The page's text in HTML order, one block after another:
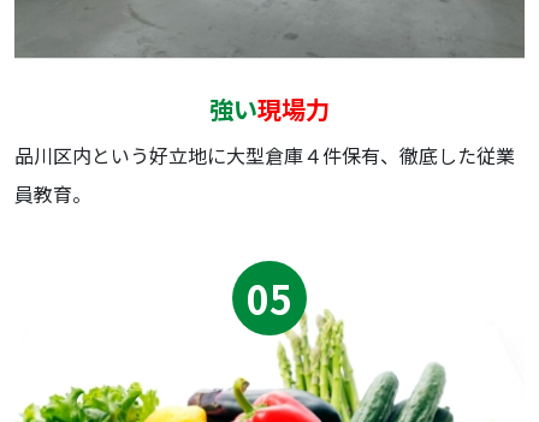
強い現場力
品川区内という好⽴地に⼤型倉庫４件保有、徹底した従業
員教育。
05